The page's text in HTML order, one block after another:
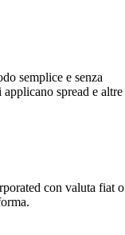
semplice e senza
spread e altre
con valuta fiat o